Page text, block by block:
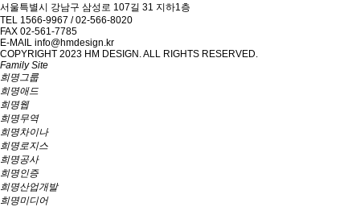
서울특별시 강남구 삼성로 107길 31 지하1층
TEL 1566-9967 / 02-566-8020
FAX 02-561-7785
E-MAIL info@hmdesign.kr
COPYRIGHT 2023 HM DESIGN. ALL RIGHTS RESERVED.
Family Site
희명그룹
희명애드
희명웹
희명무역
희명차이나
희명로지스
희명공사
희명인증
희명산업개발
희명미디어